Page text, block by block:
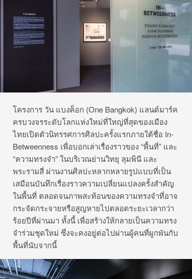
โครงการ วัน แบงค็อก (One Bangkok) แลนด์มาร์ค
ครบวงจรระดับโลกแห่งใหม่ที่ใหญ่ที่สุดของเมือง
ไทยเปิดตัวนิทรรศการศิลปะครั้งแรกภายใต้ชื่อ In-
Betweenness เพื่อบอกเล่าเรื่องราวของ “พื้นที่” และ
“ความทรงจำ” ในบริเวณย่านวิทยุ ลุมพินี และ
พระรามสี่ ผ่านงานศิลปะหลากหลายรูปแบบที่เป็น
เสมือนบันทึกเรื่องราวความเปลี่ยนแปลงครั้งสำคัญ
ในพื้นที่ ตลอดจนภาพสะท้อนของความทรงจำที่อาจ
กระจัดกระจายหรือสูญหายไปตลอดระยะเวลากว่า
ร้อยปีที่ผ่านมา ทั้งนี้ เพื่อสร้างให้กลายเป็นความทรง
จำร่วมชุดใหม่ ซึ่งจะคงอยู่ต่อไปผ่านผู้คนที่ผูกพันกับ
พื้นที่นับจากนี้